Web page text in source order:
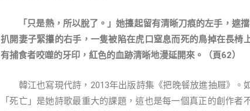
「只是熱，所以脫了。」她擡起留有清晰刀痕的左手，
扒開妻子緊攥的右手，一隻被陷在虎口窒息而死的鳥掉在長椅
有捕食者咬噬的牙印，紅色的血跡清晰地漫延開來。（頁62）
韓江也寫現代詩，2013年出版詩集《把晚餐放進抽屜》。
「死亡」是她詩歌最重大的課題，這也是每一個真正的創作